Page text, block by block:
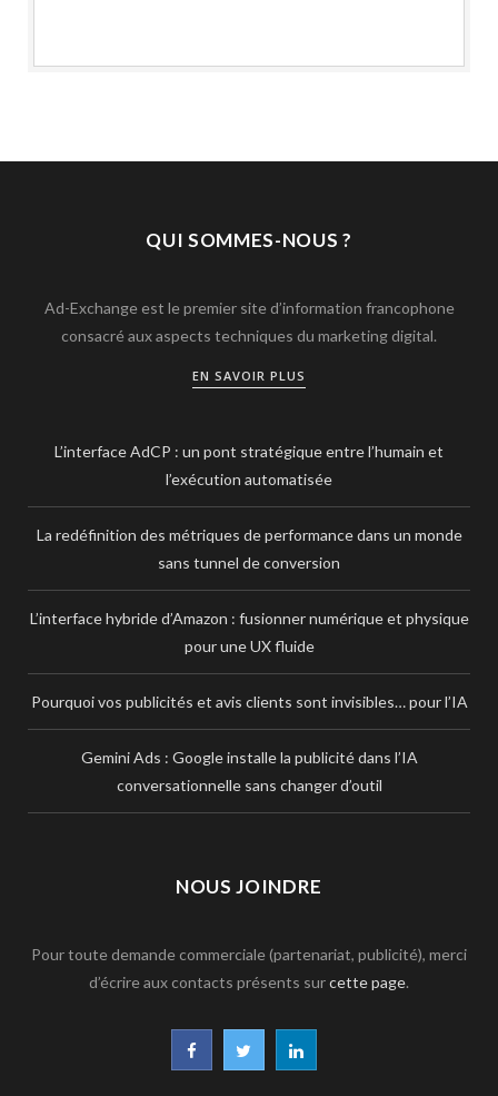
QUI SOMMES-NOUS ?
Ad-Exchange est le premier site d’information francophone
consacré aux aspects techniques du marketing digital.
EN SAVOIR PLUS
L’interface AdCP : un pont stratégique entre l’humain et
l’exécution automatisée
La redéfinition des métriques de performance dans un monde
sans tunnel de conversion
L’interface hybride d’Amazon : fusionner numérique et physique
pour une UX fluide
Pourquoi vos publicités et avis clients sont invisibles… pour l’IA
Gemini Ads : Google installe la publicité dans l’IA
conversationnelle sans changer d’outil
NOUS JOINDRE
Pour toute demande commerciale (partenariat, publicité), merci
d’écrire aux contacts présents surcette page.
F L